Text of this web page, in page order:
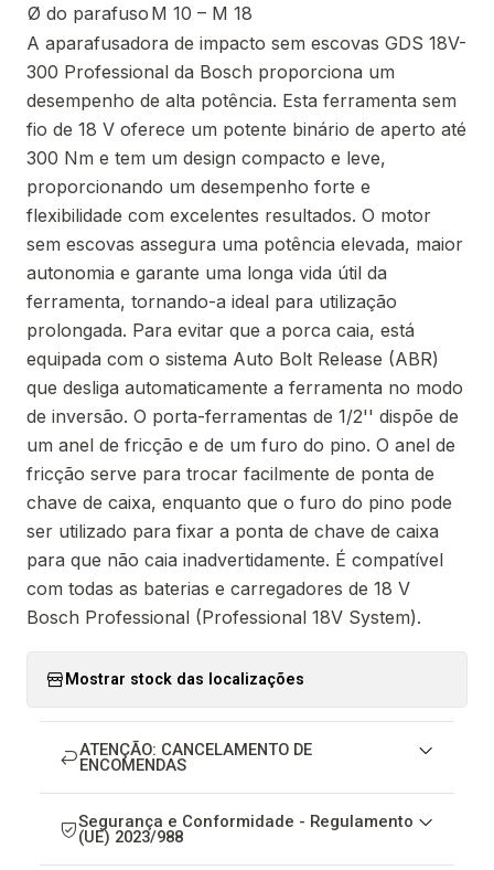
Ø do parafuso M 10 – M 18
A aparafusadora de impacto sem escovas GDS 18V-
300 Professional da Bosch proporciona um
desempenho de alta potência. Esta ferramenta sem
fio de 18 V oferece um potente binário de aperto até
300 Nm e tem um design compacto e leve,
proporcionando um desempenho forte e
flexibilidade com excelentes resultados. O motor
sem escovas assegura uma potência elevada, maior
autonomia e garante uma longa vida útil da
ferramenta, tornando-a ideal para utilização
prolongada. Para evitar que a porca caia, está
equipada com o sistema Auto Bolt Release (ABR)
que desliga automaticamente a ferramenta no modo
de inversão. O porta-ferramentas de 1/2'' dispõe de
um anel de fricção e de um furo do pino. O anel de
fricção serve para trocar facilmente de ponta de
chave de caixa, enquanto que o furo do pino pode
ser utilizado para fixar a ponta de chave de caixa
para que não caia inadvertidamente. É compatível
com todas as baterias e carregadores de 18 V
Bosch Professional (Professional 18V System).
Mostrar stock das localizações
ATENÇÃO: CANCELAMENTO DE
ENCOMENDAS
Segurança e Conformidade - Regulamento
(UE) 2023/988